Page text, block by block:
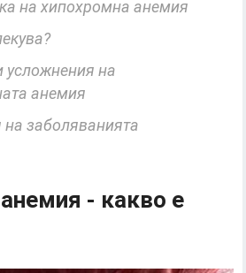
на хипохромна анемия
усложнения на
анемия
заболяванията
- какво е